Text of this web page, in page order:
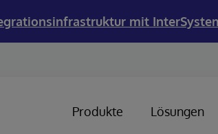
mit
Produkte Lösungen